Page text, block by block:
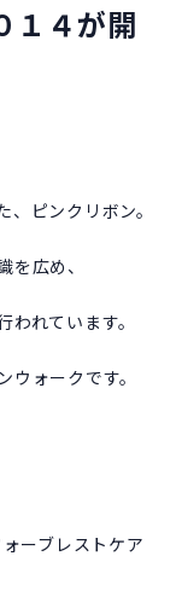
１４が開
、ピンクリボン。
を広め、
れています。
ウォークです。
ーブレストケア